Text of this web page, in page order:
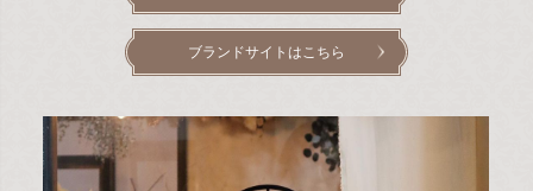
ブランドサイトはこちら